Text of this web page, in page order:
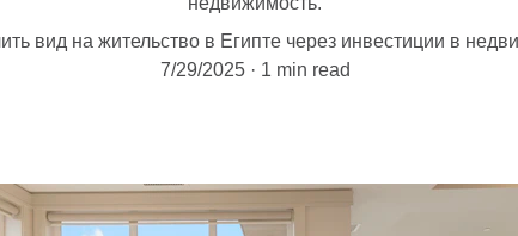
вид на жительство в Египте через инвестиции в
7/29/2025
1 min read